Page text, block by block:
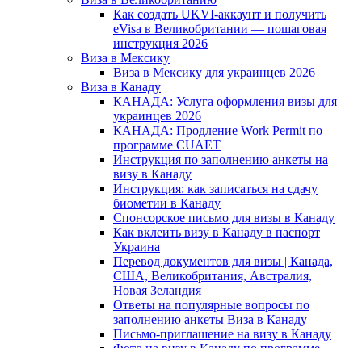
Как создать UKVI-аккаунт и получить
eVisa в Великобритании — пошаговая
инструкция 2026
Виза в Мексику
Виза в Мексику для украинцев 2026
Виза в Канаду
КАНАДА: Услуга оформления визы для
украинцев 2026
КАНАДА: Продление Work Permit по
программе CUAET
Инструкция по заполнению анкеты на
визу в Канаду
Инструкция: как записаться на сдачу
биометии в Канаду
Спонсорское письмо для визы в Канаду
Как вклеить визу в Канаду в паспорт
Украина
Перевод документов для визы | Канада,
США, Великобритания, Австралия,
Новая Зеландия
Ответы на популярные вопросы по
заполнению анкеты Виза в Канаду
Письмо-приглашение на визу в Канаду